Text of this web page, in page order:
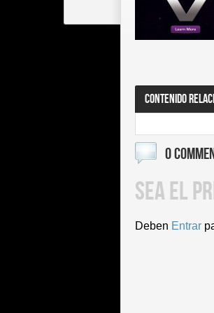
CONTENIDO
0
SEA EL
Deben Entrar